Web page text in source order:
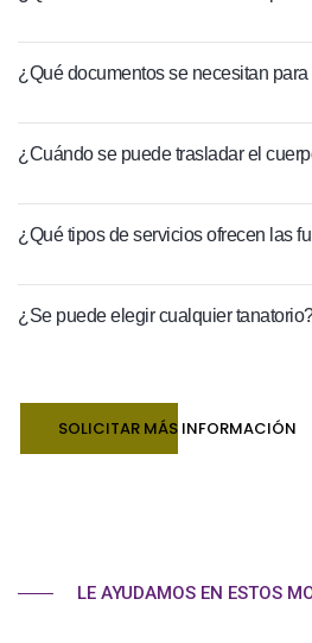
¿Qué documentos se necesitan
¿Cuándo se puede trasladar el
¿Qué tipos de servicios ofrecen las
¿Se puede elegir cualquier
SOLICITAR MÁS INFORMACIÓN
LE AYUDAMOS EN ESTOS